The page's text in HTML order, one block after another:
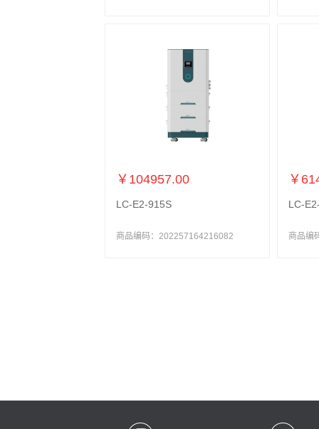
￥104957.00
LC-E2-915S
商品编码：202257164216082
￥
LC-
商品编